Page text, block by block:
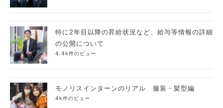
特に2年目以降の昇給状況など、給与等情報の詳細
の公開について
4.4k件のビュー
モノリスインターンのリアル 服装・髪型編
4k件のビュー